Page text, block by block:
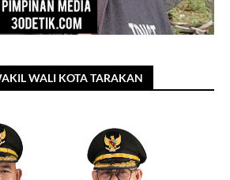
WALI KOTA TARAKAN